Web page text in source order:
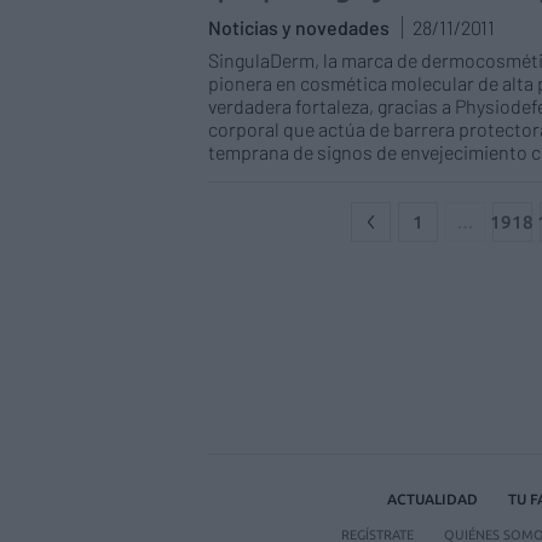
Noticias y novedades
28/11/2011
SingulaDerm, la marca de
pionera en cosmética molecular de
verdadera fortaleza, gracias a
corporal que actúa de barrera
temprana de signos de envejecimiento
1 1918
ACTUALIDAD TU
REGÍSTRATE QUIÉNES